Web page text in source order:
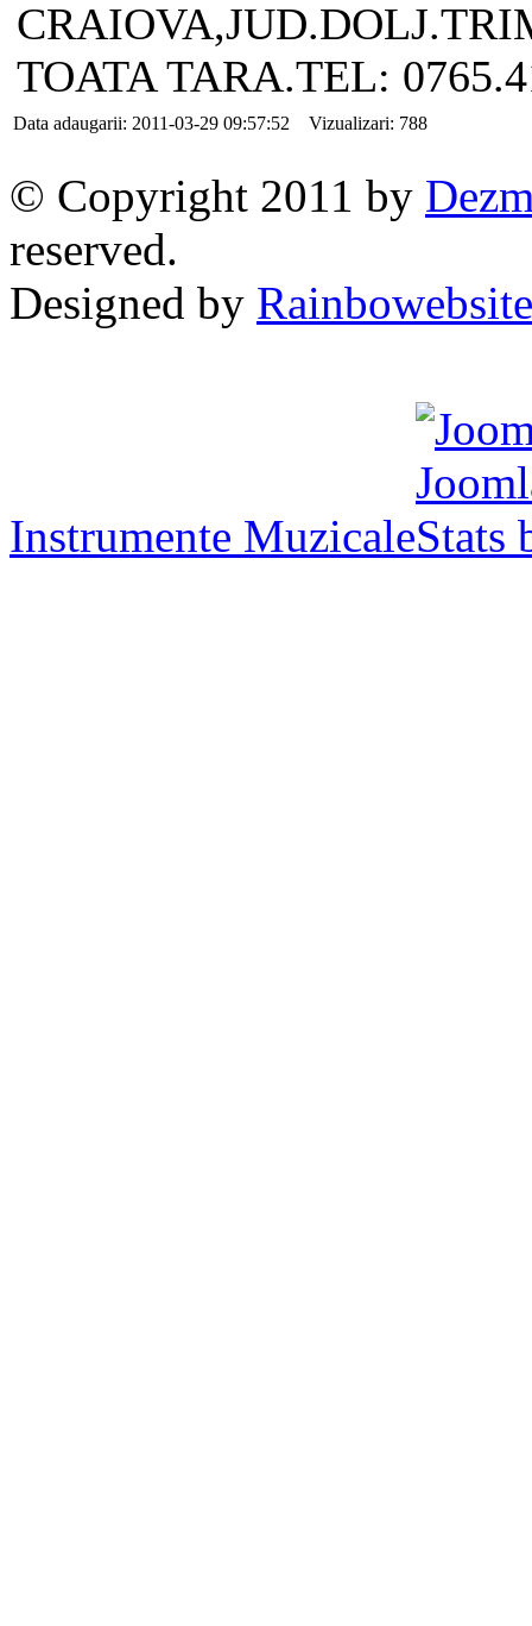
TOATA TARA.TEL:
Data adaugarii: 2011-03-29 09:57:52 Vizualizari: 788
© Copyright 2011 by
reserved.
Designed by
Instrumente Muzicale